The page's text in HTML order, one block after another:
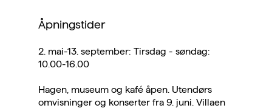
Åpningstider
2. mai-13. september: Tirsdag - søndag:
10.00-16.00
Hagen, museum og kafé åpen. Utendørs
omvisninger og konserter fra 9. juni. Villaen